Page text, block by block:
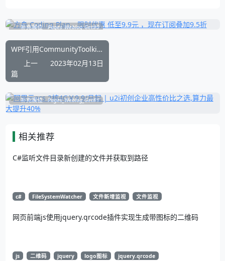
补充展位 Pages_Weblog_Get#0
WPF引用CommunityToolkit.Mvvm实现属性变动双向绑定的简单例子
上一
篇
2023年02月13日
补充展位 Pages_Weblog_Get#1
相关推荐
C#监听文件目录新创建的文件并获取到路径
c# FileSystemWatcher 文件新增监视 文件监视
网页前端js使用jquery.qrcode插件实现生成带图标的二维码
js 二维码 jquery logo图标 jquery.qrcode